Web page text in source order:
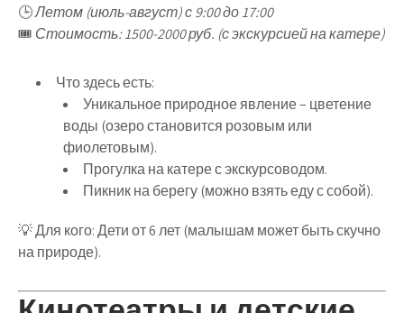
🕒Летом (июль-август) с 9:00 до 17:00
🎟 Стоимость: 1500-2000 руб. (с экскурсией на катере)
Что здесь есть:
Уникальное природное явление – цветение
воды (озеро становится розовым или
фиолетовым).
Прогулка на катере с экскурсоводом.
Пикник на берегу(можно взять еду с собой).
💡Для кого:Дети от 6 лет(малышам может быть скучно
на природе).